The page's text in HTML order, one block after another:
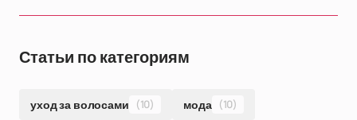
Статьи по категориям
уход за волосами (10) мода (10)